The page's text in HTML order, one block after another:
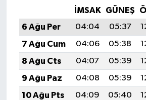
İMSAK GÜNEŞ
6 Ağu Per
04:04 05:37
7 Ağu Cum
04:06 05:38
8 Ağu Cts
04:07 05:39
9 Ağu Paz
04:08 05:39
10 Ağu Pts
04:09 05:40